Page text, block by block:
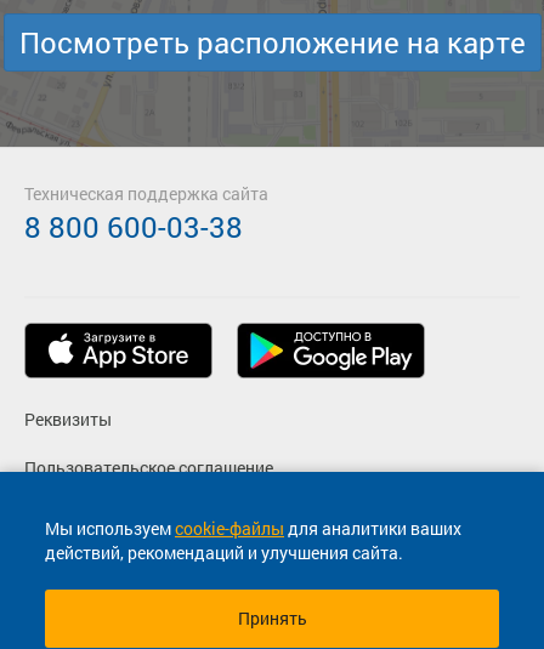
Мы используемcookie-файлы для аналитики ваших
действий, рекомендаций и улучшения сайта.
Принять
Посмотреть расположение на карте
Реквизиты
Пользовательское соглашение
Политика конфиденциальности
Согласие на маркетинговые сообщения
Техническая поддержка сайта
8 800 600-03-38
© 2013-2026, ООО "Капитал"- Онлайн сервис продажи